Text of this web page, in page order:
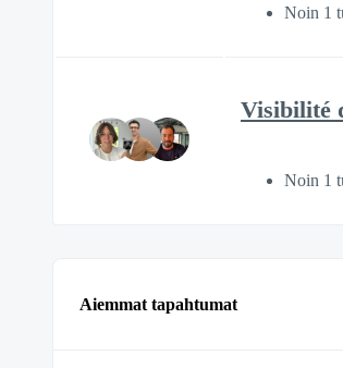
Noin 1
Visibilité
Noin 1
Aiemmat tapahtumat